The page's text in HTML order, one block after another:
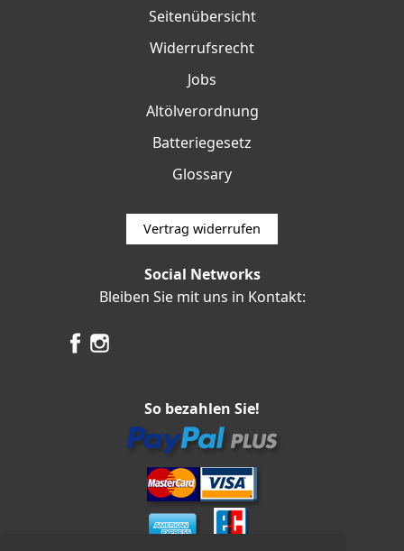
Seitenübersicht
Widerrufsrecht
Jobs
Altölverordnung
Batteriegesetz
Glossary
Vertrag widerrufen
Social Networks
Bleiben Sie mit uns in Kontakt:
So bezahlen Sie!